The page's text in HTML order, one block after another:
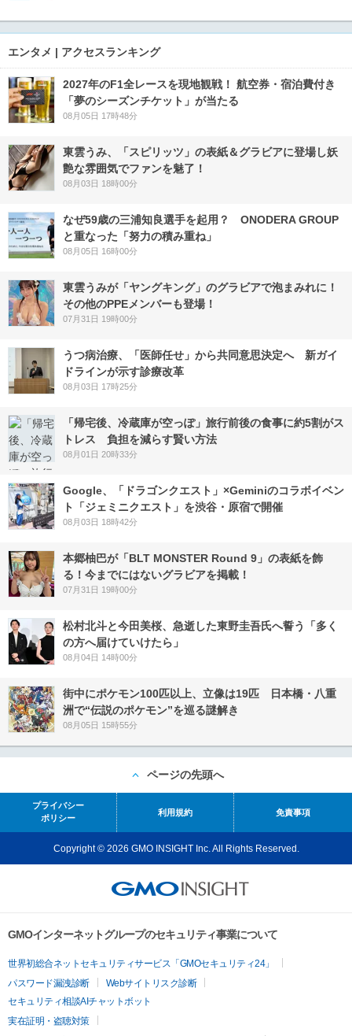
エンタメ | アクセスランキング
2027年のF1全レースを現地観戦！ 航空券・宿泊費付き
「夢のシーズンチケット」が当たる
08月05日 17時48分
東雲うみ、「スピリッツ」の表紙＆グラビアに登場し妖
艶な雰囲気でファンを魅了！
08月03日 18時00分
なぜ59歳の三浦知良選手を起用？ ONODERA GROUP
と重なった「努力の積み重ね」
08月05日 16時00分
東雲うみが「ヤングキング」のグラビアで泡まみれに！
その他のPPEメンバーも登場！
07月31日 19時00分
うつ病治療、「医師任せ」から共同意思決定へ 新ガイ
ドラインが示す診療改革
08月03日 17時25分
「帰宅後、冷蔵庫が空っぽ」旅行前後の食事に約5割がス
トレス 負担を減らす賢い方法
08月01日 20時33分
Google、「ドラゴンクエスト」×Geminiのコラボイベン
ト「ジェミニクエスト」を渋谷・原宿で開催
08月03日 18時42分
本郷柚巴が「BLT MONSTER Round 9」の表紙を飾
る！今までにはないグラビアを掲載！
07月31日 19時00分
松村北斗と今田美桜、急逝した東野圭吾氏へ誓う「多く
の方へ届けていけたら」
08月04日 14時00分
街中にポケモン100匹以上、立像は19匹 日本橋・八重
洲で“伝説のポケモン”を巡る謎解き
08月05日 15時55分
ページの先頭へ
プライバシー
ポリシー
利用規約 免責事項
Copyright © 2026 GMO INSIGHT Inc. All Rights Reserved.
GMOインターネットグループのセキュリティ事業について
世界初総合ネットセキュリティサービス「GMOセキュリティ24」
パスワード漏洩診断
Webサイトリスク診断
セキュリティ相談AIチャットボット
実在証明・盗聴対策